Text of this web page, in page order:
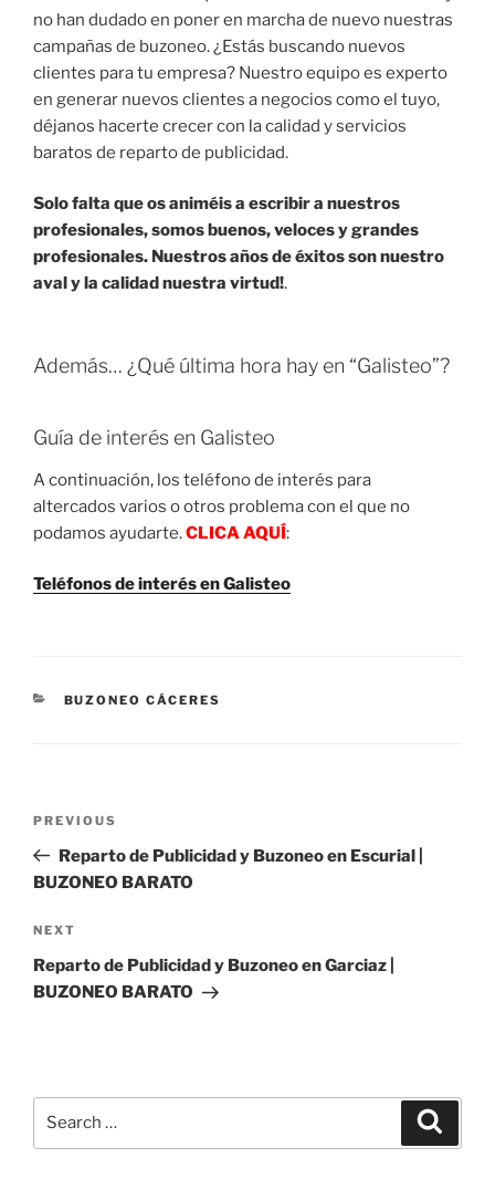
no han dudado en poner en marcha de nuevo nuestras
campañas de buzoneo. ¿Estás buscando nuevos
clientes para tu empresa? Nuestro equipo es experto
en generar nuevos clientes a negocios como el tuyo,
déjanos hacerte crecer con la calidad y servicios
baratos de reparto de publicidad.
Solo falta que os animéis a escribir a nuestros
profesionales, somos buenos, veloces y grandes
profesionales. Nuestros años de éxitos son nuestro
aval y la calidad nuestra virtud!.
Además… ¿Qué última hora hay en “Galisteo”?
Guía de interés en Galisteo
A continuación, los teléfono de interés para
altercados varios o otros problema con el que no
podamos ayudarte.CLICA AQUÍ:
Teléfonos de interés en Galisteo
CATEGORIES
BUZONEO CÁCERES
Previous
Post
PREVIOUS
Reparto de Publicidad y Buzoneo en Escurial |
BUZONEO BARATO
Next
Post
NEXT
Reparto de Publicidad y Buzoneo en Garciaz |
BUZONEO BARATO